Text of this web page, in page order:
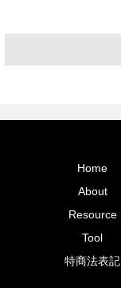
Home
About
Resource
Tool
特商法表記